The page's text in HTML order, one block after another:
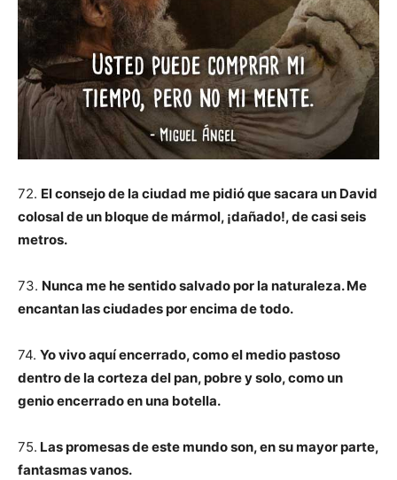
72. El consejo de la ciudad me pidió que sacara un David
colosal de un bloque de mármol, ¡dañado!, de casi seis
metros.
73. Nunca me he sentido salvado por la naturaleza. Me
encantan las ciudades por encima de todo.
74. Yo vivo aquí encerrado, como el medio pastoso
dentro de la corteza del pan, pobre y solo, como un
genio encerrado en una botella.
75. Las promesas de este mundo son, en su mayor parte,
fantasmas vanos.